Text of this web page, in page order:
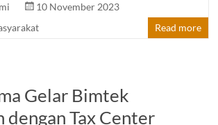
10 November 2023
Read more
Gelar Bimtek
dengan Tax Center